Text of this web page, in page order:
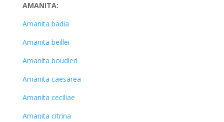
AMANITA:
Amanita badia
Amanita beillei
Amanita boudieri
Amanita caesarea
Amanita ceciliae
Amanita citrina